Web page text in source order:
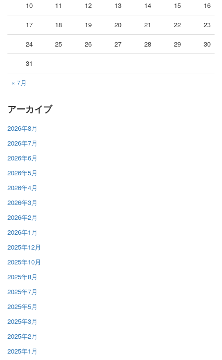
« 7月
10 11 12 13 14 15 16
17 18 19 20 21 22 23
24 25 26 27 28 29 30
31
アーカイブ
2026年8月
2026年7月
2026年6月
2026年5月
2026年4月
2026年3月
2026年2月
2026年1月
2025年12月
2025年10月
2025年8月
2025年7月
2025年5月
2025年3月
2025年2月
2025年1月